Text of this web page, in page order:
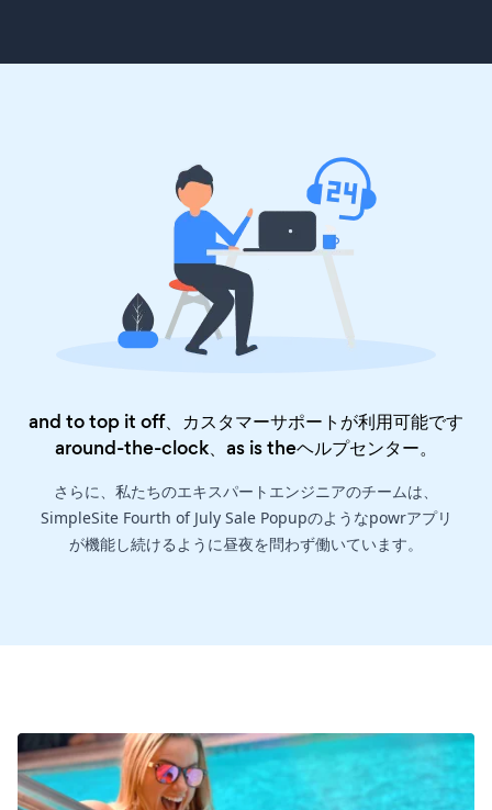
and to top it off、カスタマーサポートが利用可能です
around-the-clock、as is theヘルプセンター。
さらに、私たちのエキスパートエンジニアのチームは、
SimpleSite Fourth of July Sale Popupのようなpowrアプリ
が機能し続けるように昼夜を問わず働いています。